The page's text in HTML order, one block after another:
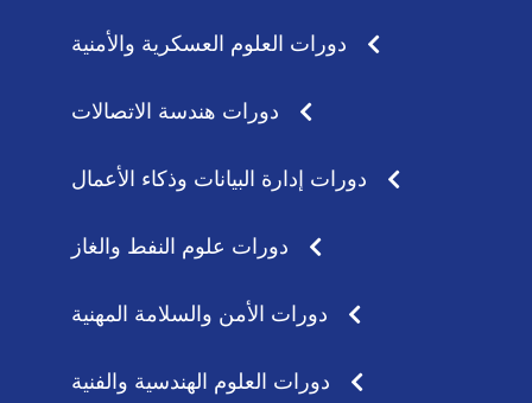
دورات العلوم العسكرية والأمنية
دورات هندسة الاتصالات
دورات إدارة البيانات وذكاء الأعمال
دورات علوم النفط والغاز
دورات الأمن والسلامة المهنية
دورات العلوم الهندسية والفنية